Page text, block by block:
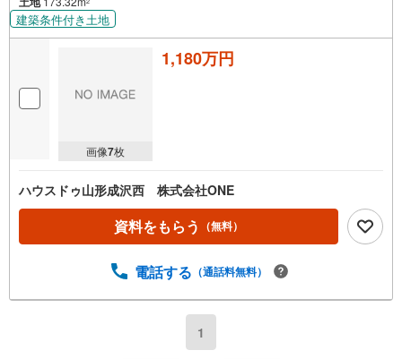
建築条件付き土地
画像7枚
1,180万円
ハウスドゥ山形成沢西 株式会社ONE
資料をもらう （無料）
電話する （通話料無料）
1